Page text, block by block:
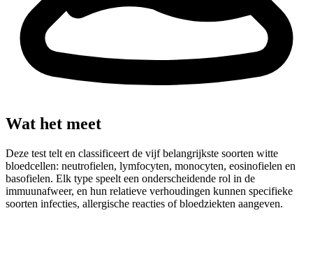
Wat het meet
Deze test telt en classificeert de vijf belangrijkste soorten witte
bloedcellen: neutrofielen, lymfocyten, monocyten, eosinofielen en
basofielen. Elk type speelt een onderscheidende rol in de
immuunafweer, en hun relatieve verhoudingen kunnen specifieke
soorten infecties, allergische reacties of bloedziekten aangeven.